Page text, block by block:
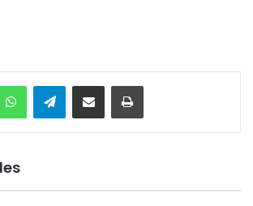
Telegram